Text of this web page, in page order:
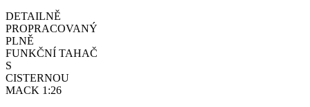
DETAILNĚ
PROPRACOVANÝ
PLNĚ
FUNKČNÍ TAHAČ
S
CISTERNOU
MACK 1:26